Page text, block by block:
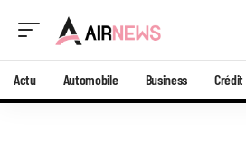
Actu Automobile Business Crédit